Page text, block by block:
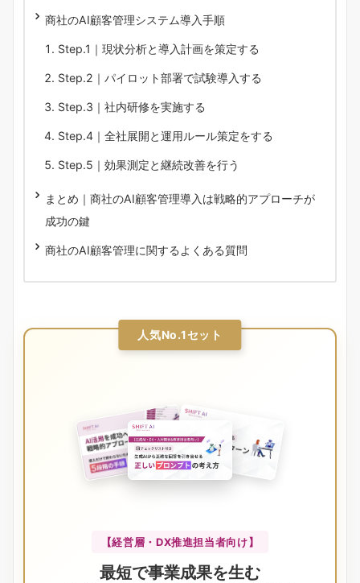
商社のAI顧客管理システム導入手順
Step.1｜現状分析と導入計画を策定する
Step.2｜パイロット部署で試験導入する
Step.3｜社内研修を実施する
Step.4｜全社展開と運用ルール策定をする
Step.5｜効果測定と継続改善を行う
まとめ｜商社のAI顧客管理導入は戦略的アプローチが
成功の鍵
商社のAI顧客管理に関するよくある質問
人気No.1セット
【経営層・DX推進担当者向け】
最短で事業成果を生む